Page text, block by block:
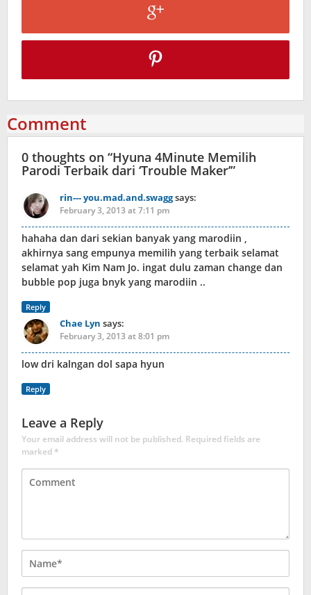
Comment
0 thoughts on “Hyuna 4Minute Memilih
Parodi Terbaik dari ‘Trouble Maker’”
rin--- you.mad.and.swaggsays:
February 3, 2013 at 7:11 pm
hahaha dan dari sekian banyak yang marodiin ,
akhirnya sang empunya memilih yang terbaik selamat
selamat yah Kim Nam Jo. ingat dulu zaman change dan
bubble pop juga bnyk yang marodiin ..
Reply
Chae Lyn says:
February 3, 2013 at 8:01 pm
low dri kalngan dol sapa hyun
Reply
Leave a Reply
Your email address will not be published. Required fields are
marked*